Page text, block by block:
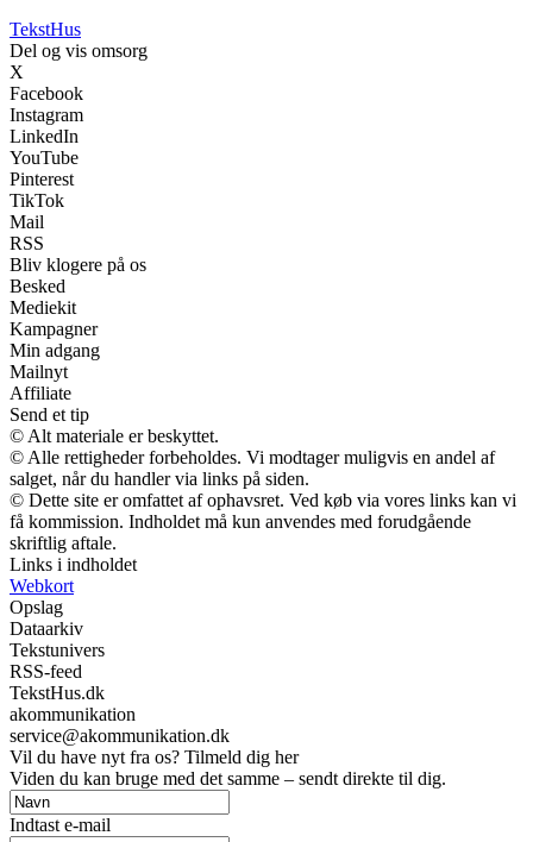
TekstHus
Del og vis omsorg
X
Facebook
Instagram
LinkedIn
YouTube
Pinterest
TikTok
Mail
RSS
Bliv klogere på os
Besked
Mediekit
Kampagner
Min adgang
Mailnyt
Affiliate
Send et tip
© Alt materiale er beskyttet.
© Alle rettigheder forbeholdes. Vi modtager muligvis en andel af
salget, når du handler via links på siden.
© Dette site er omfattet af ophavsret. Ved køb via vores links kan vi
få kommission. Indholdet må kun anvendes med forudgående
skriftlig aftale.
Links i indholdet
Webkort
Opslag
Dataarkiv
Tekstunivers
RSS-feed
TekstHus.dk
akommunikation
service@akommunikation.dk
Vil du have nyt fra os? Tilmeld dig her
Viden du kan bruge med det samme – sendt direkte til dig.
Indtast e-mail